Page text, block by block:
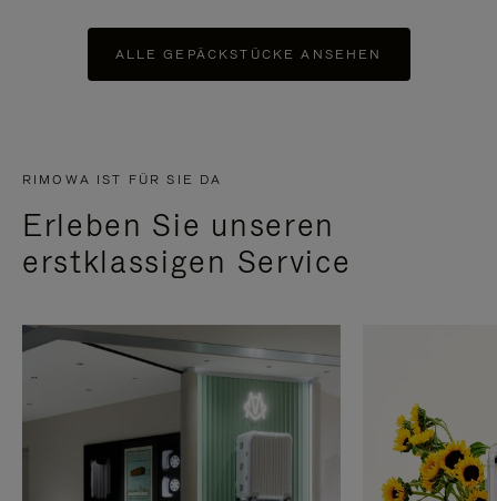
ALLE GEPÄCKSTÜCKE ANSEHEN
RIMOWA IST FÜR SIE DA
Erleben Sie unseren
erstklassigen Service